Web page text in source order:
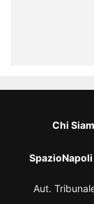
Chi
SpazioNapoli
Aut.